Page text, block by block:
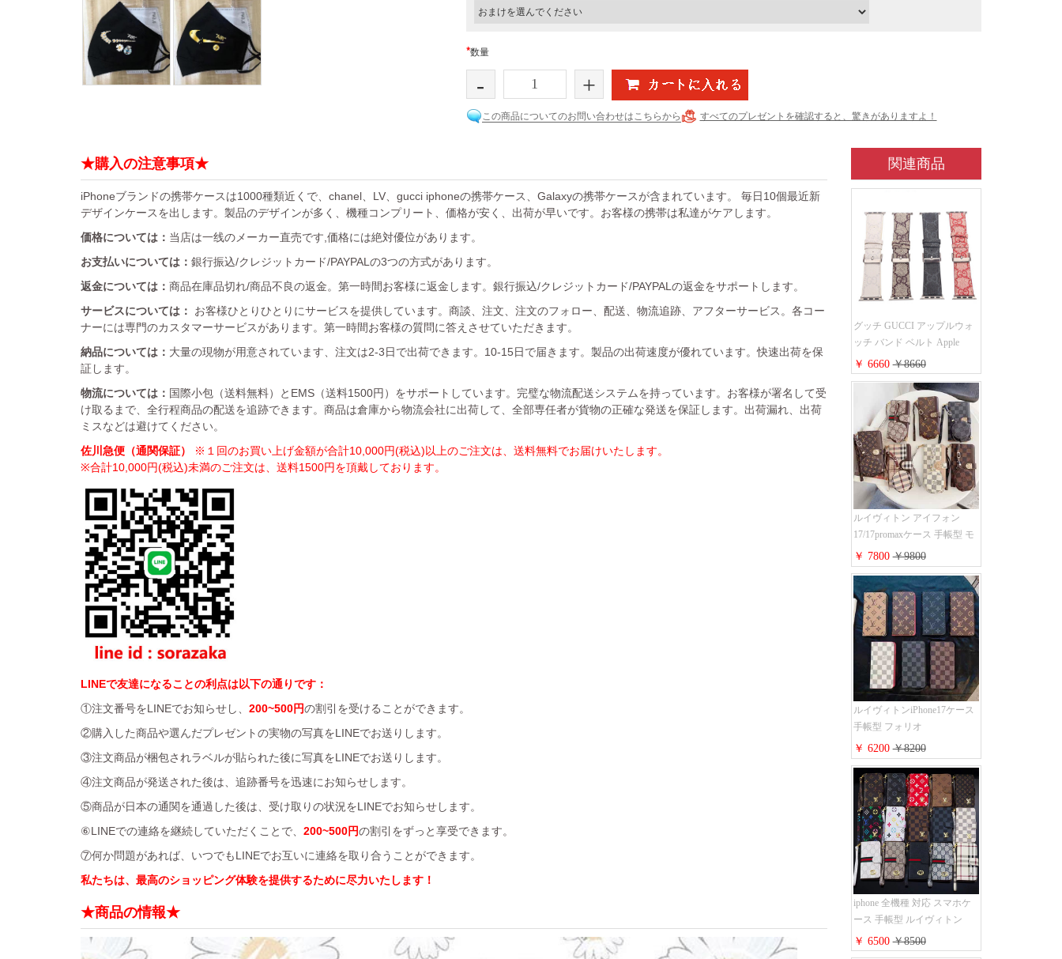
*数量
- +
この商品についてのお問い合わせはこちらから すべてのプレゼントを確認すると、驚きがありますよ！
★購入の注意事項★
iPhoneブランドの携帯ケースは1000種類近くで、chanel、LV、gucci iphoneの携帯ケース、Galaxyの携帯ケースが含まれています。 毎日10個最近新
デザインケースを出します。製品のデザインが多く、機種コンプリート、価格が安く、出荷が早いです。お客様の携帯は私達がケアします。
価格については： 当店は一线のメーカー直売です,価格には絶対優位があります。
お支払いについては： 銀行振込/クレジットカード/PAYPALの3つの方式があります。
返金については： 商品在庫品切れ/商品不良の返金。第一時間お客様に返金します。銀行振込/クレジットカード/PAYPALの返金をサポートします。
サービスについては：
お客様ひとりひとりにサービスを提供しています。商談、注文、注文のフォロー、配送、物流追跡、アフターサービス。各コー
ナーには専門のカスタマーサービスがあります。第一時間お客様の質問に答えさせていただきます。
納品については： 大量の現物が用意されています、注文は2-3日で出荷できます。10-15日で届きます。製品の出荷速度が優れています。快速出荷を保
証します。
物流については： 国際小包（送料無料）とEMS（送料1500円）をサポートしています。完璧な物流配送システムを持っています。お客様が署名して受
け取るまで、全行程商品の配送を追跡できます。商品は倉庫から物流会社に出荷して、全部専任者が貨物の正確な発送を保証します。出荷漏れ、出荷
ミスなどは避けてください。
佐川急便（通関保証）
※１回のお買い上げ金額が合計10,000円(税込)以上のご注文は、送料無料でお届けいたします。
※合計10,000円(税込)未満のご注文は、送料1500円を頂戴しております。
LINEで友達になることの利点は以下の通りです：
①注文番号をLINEでお知らせし、 200~500円の割引を受けることができます。
②購入した商品や選んだプレゼントの実物の写真をLINEでお送りします。
③注文商品が梱包されラベルが貼られた後に写真をLINEでお送りします。
④注文商品が発送された後は、追跡番号を迅速にお知らせします。
⑤商品が日本の通関を通過した後は、受け取りの状況をLINEでお知らせします。
⑥LINEでの連絡を継続していただくことで、 200~500円の割引をずっと享受できます。
⑦何か問題があれば、いつでもLINEでお互いに連絡を取り合うことができます。
私たちは、最高のショッピング体験を提供するために尽力いたします！
★商品の情報★
関連商品
グッチ GUCCI アップルウォ
ッチ バンド ベルト Apple
Watch ベルト交換 レザーベル
ト レザーバンド ウォッチバ
ンド 38mm 40mm 42mm 44mm
人気新作
￥ 6660￥8660
ルイヴィトン アイフォン
17/17promaxケース 手帳型 モ
ノグラム 定番柄 airpods 4/3/2
proケース 2点セット激安 グ
ッチiphone16pro/16/15ケース
手帳型 財布カード入り 多機
能 ハイ ブランド Galaxy
S25/S24/S23手帳カバー おす
すめ
￥ 7800￥9800
ルイヴィトンiPhone17ケース
手帳型 フォリオ
iPhone17pro/17promaxケース
ダミエ モノグラム レザー 磁
石内蔵 LV アイフォン
16/16plus手帳ケース 超薄 ビ
ジネス風 メンズ レディース
おしゃれ ブランド
iphone15/14/13手帳型スマホケ
ース お 揃い
￥ 6200￥8200
iphone 全機種 対応 スマホケ
ース 手帳型 ルイヴィトン
iPhone17pro/17air/17e手帳型ケ
ース 安心する 買う モノグラ
￥ 6500￥8500